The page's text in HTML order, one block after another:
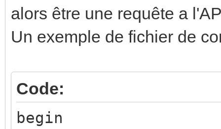
alors être une requête a
Un exemple de fichier de
Code:
begin